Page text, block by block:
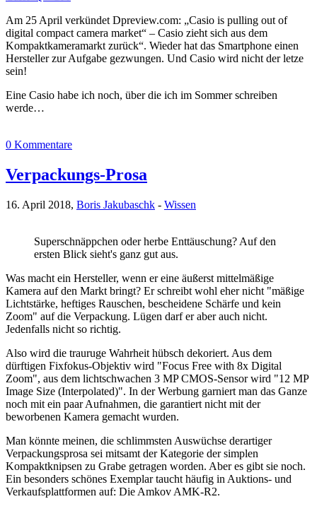
Am 25 April verkündet Dpreview.com: „Casio is pulling out of
digital compact camera market“ – Casio zieht sich aus dem
Kompaktkameramarkt zurück“. Wieder hat das Smartphone einen
Hersteller zur Aufgabe gezwungen. Und Casio wird nicht der letze
sein!
Eine Casio habe ich noch, über die ich im Sommer schreiben
werde…
0 Kommentare
Verpackungs-Prosa
16. April 2018, Boris Jakubaschk - Wissen
Superschnäppchen oder herbe Enttäuschung? Auf den
ersten Blick sieht's ganz gut aus.
Was macht ein Hersteller, wenn er eine äußerst mittelmäßige
Kamera auf den Markt bringt? Er schreibt wohl eher nicht "mäßige
Lichtstärke, heftiges Rauschen, bescheidene Schärfe und kein
Zoom" auf die Verpackung. Lügen darf er aber auch nicht.
Jedenfalls nicht so richtig.
Also wird die trauruge Wahrheit hübsch dekoriert. Aus dem
dürftigen Fixfokus-Objektiv wird "Focus Free with 8x Digital
Zoom", aus dem lichtschwachen 3 MP CMOS-Sensor wird "12 MP
Image Size (Interpolated)". In der Werbung garniert man das Ganze
noch mit ein paar Aufnahmen, die garantiert nicht mit der
beworbenen Kamera gemacht wurden.
Man könnte meinen, die schlimmsten Auswüchse derartiger
Verpackungsprosa sei mitsamt der Kategorie der simplen
Kompaktknipsen zu Grabe getragen worden. Aber es gibt sie noch.
Ein besonders schönes Exemplar taucht häufig in Auktions- und
Verkaufsplattformen auf: Die Amkov AMK-R2.